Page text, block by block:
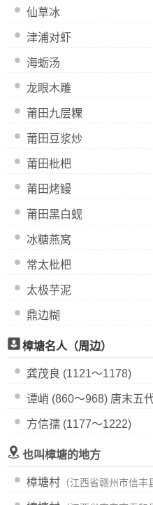
仙草冰
津浦对虾
海蛎汤
龙眼木雕
莆田九层粿
莆田豆浆炒
莆田枇杷
莆田烤鳗
莆田黑白蚬
冰糖燕窝
常太枇杷
太极芋泥
鼎边糊
樟塘名人（周边）
龚茂良 (1121～1178)
谭峭 (860～968) 唐末五
方信孺 (1177～1222)
也叫樟塘的地方
樟塘村 （江西省赣州市信丰